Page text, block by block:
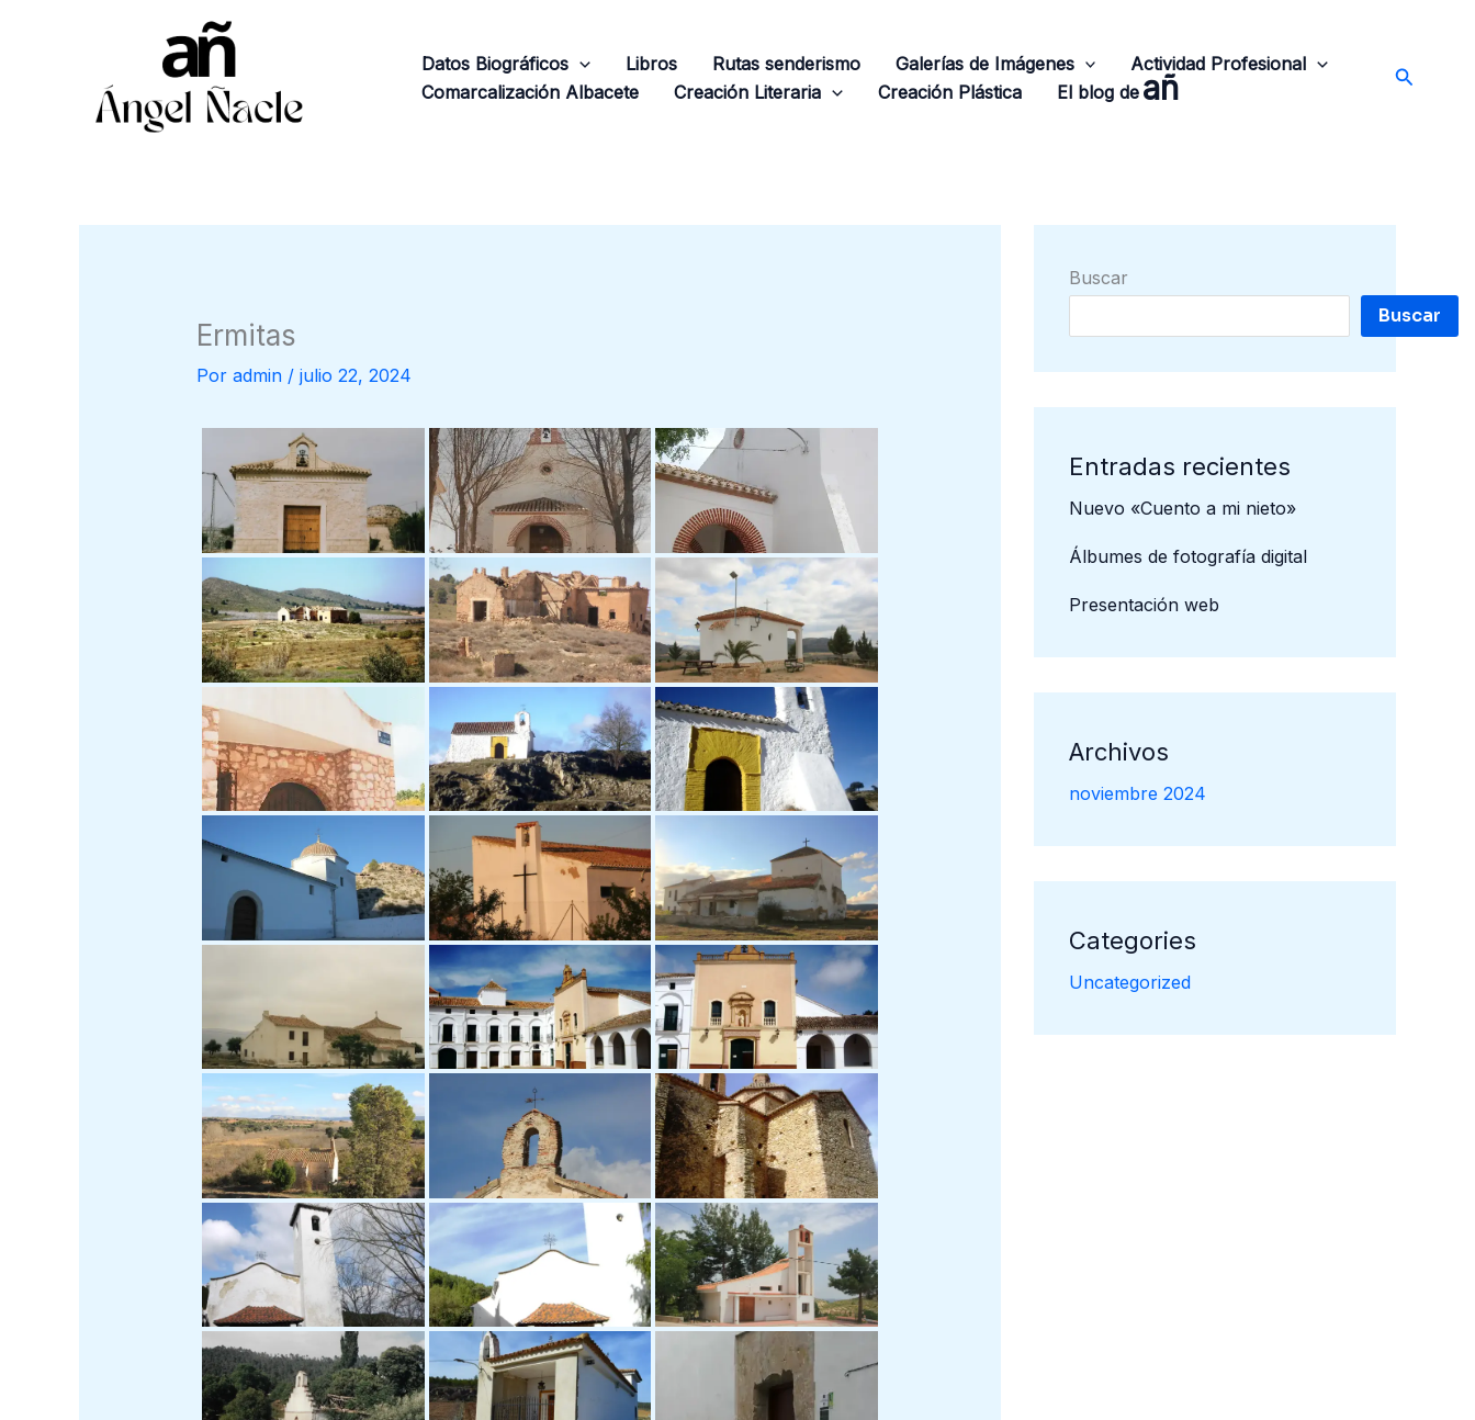
Datos Biográficos Libros Rutas senderismo Galerías de Imágenes
Actividad Profesional
Comarcalización Albacete
Creación Literaria Creación Plástica El blog de añ Buscar
Ermitas
Por admin / julio 22, 2024
Buscar
Buscar
Entradas recientes
Nuevo «Cuento a mi nieto»
Álbumes de fotografía digital
Presentación web
Archivos
noviembre 2024
Categories
Uncategorized